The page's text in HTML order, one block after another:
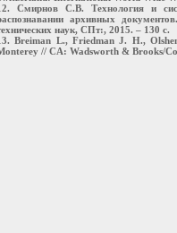
Смирнов С.В. Технология и
архивных
наук, СПт:, 2015. – 130 с.
Breiman L., Friedman J. H.,
// CA: Wadsworth & Brooks/